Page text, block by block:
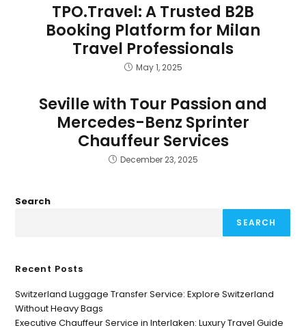
TPO.Travel: A Trusted B2B
Booking Platform for Milan
Travel Professionals
May 1, 2025
Seville with Tour Passion and
Mercedes-Benz Sprinter
Chauffeur Services
December 23, 2025
Search
SEARCH
Recent Posts
Switzerland Luggage Transfer Service: Explore Switzerland
Without Heavy Bags
Executive Chauffeur Service in Interlaken: Luxury Travel Guide